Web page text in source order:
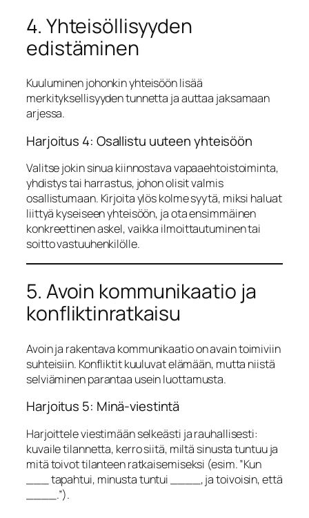
4. Yhteisöllisyyden
edistäminen
Kuuluminen johonkin yhteisöön lisää
merkityksellisyyden tunnetta ja auttaa jaksamaan
arjessa.
Harjoitus 4: Osallistu uuteen yhteisöön
Valitse jokin sinua kiinnostava vapaaehtoistoiminta,
yhdistys tai harrastus, johon olisit valmis
osallistumaan. Kirjoita ylös kolme syytä, miksi haluat
liittyä kyseiseen yhteisöön, ja ota ensimmäinen
konkreettinen askel, vaikka ilmoittautuminen tai
soitto vastuuhenkilölle.
5. Avoin kommunikaatio ja
konfliktinratkaisu
Avoin ja rakentava kommunikaatio on avain toimiviin
suhteisiin. Konfliktit kuuluvat elämään, mutta niistä
selviäminen parantaa usein luottamusta.
Harjoitus 5: Minä-viestintä
Harjoittele viestimään selkeästi ja rauhallisesti:
kuvaile tilannetta, kerro siitä, miltä sinusta tuntuu ja
mitä toivot tilanteen ratkaisemiseksi (esim. ”Kun
___ tapahtui, minusta tuntui ____, ja toivoisin, että
____.”).